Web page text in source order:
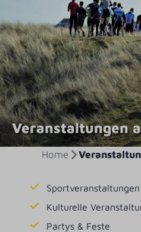
Veranstaltungen
Home
Sportveranstaltungen
Kulturelle
Partys & Feste